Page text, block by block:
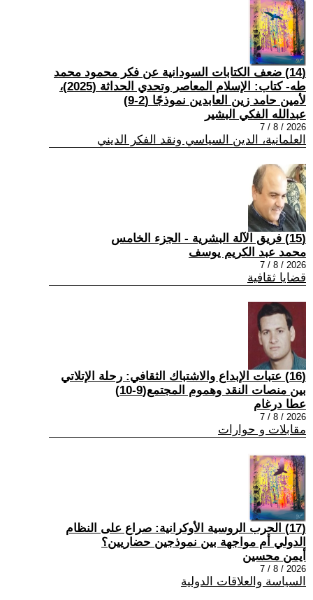
(14) ضعف الكتابات السودانية عن فكر محمود محمد
طه- كتاب: الإسلام المعاصر وتحدي الحداثة (2025)،
لأمين حامد زين العابدين نموذجًا (2-9)
عبدالله الفكي البشير
2026 / 8 / 7
العلمانية، الدين السياسي ونقد الفكر الديني
(15) فريق الآلة البشرية - الجزء الخامس
محمد عبد الكريم يوسف
2026 / 8 / 7
قضايا ثقافية
(16) عتبات الإبداع والاشتباك الثقافي: رحلة الإتلاتي
بين منصات النقد وهموم المجتمع(9-10)
عطا درغام
2026 / 8 / 7
مقابلات و حوارات
(17) الحرب الروسية الأوكرانية: صراع على النظام
الدولي أم مواجهة بين نموذجين حضاريين؟
أيمن محسين
2026 / 8 / 7
السياسة والعلاقات الدولية